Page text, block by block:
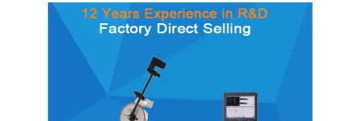
PRIVACY
POLICY